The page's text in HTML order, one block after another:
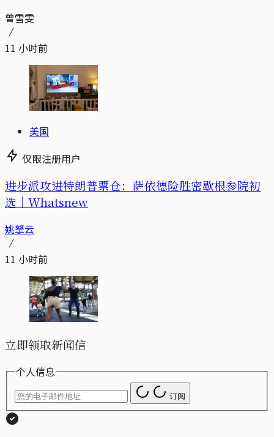
曾雪雯
11 小时前
美国
仅限注册用户
进步派攻进特朗普票仓：萨依德险胜密歇根参院初
选｜Whatsnew
姚拏云
11 小时前
立即领取新闻信
个人信息
订阅